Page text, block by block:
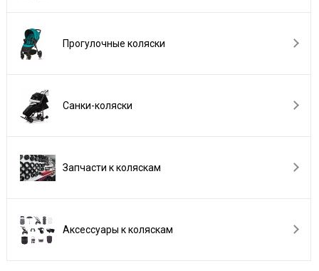
Прогулочные коляски
Санки-коляски
Запчасти к коляскам
Аксессуары к коляскам